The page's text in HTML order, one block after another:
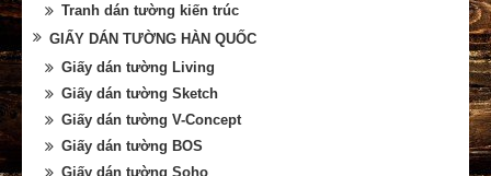
Tranh dán tường kiến trúc
GIẤY DÁN TƯỜNG HÀN QUỐC
Giấy dán tường Living
Giấy dán tường Sketch
Giấy dán tường V-Concept
Giấy dán tường BOS
Giấy dán tường Soho